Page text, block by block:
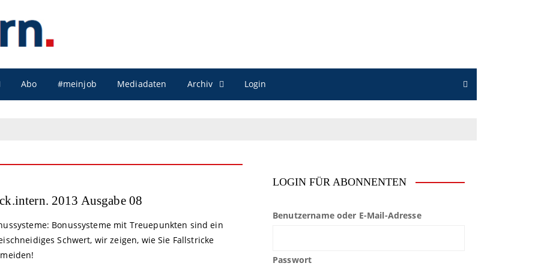
Abo #meinjob Mediadaten Archiv Login
2013 Ausgabe 08
Bonussysteme mit Treuepunkten sind ein
Schwert, wir zeigen, wie Sie Fallstricke
LOGIN FÜR ABONNENTEN
Benutzername oder E-Mail-Adresse
Passwort